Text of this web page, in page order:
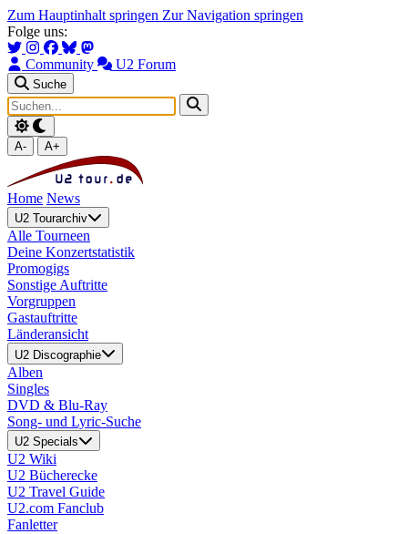
Zum Hauptinhalt springen Zur Navigation springen
Folge uns:
Community U2 Forum
Suche
A- A+
Home News
U2 Tourarchiv
Alle Tourneen
Deine Konzertstatistik
Promogigs
Sonstige Auftritte
Vorgruppen
Gastauftritte
Länderansicht
U2 Discographie
Alben
Singles
DVD & Blu-Ray
Song- und Lyric-Suche
U2 Specials
U2 Wiki
U2 Bücherecke
U2 Travel Guide
U2.com Fanclub
Fanletter